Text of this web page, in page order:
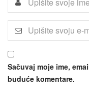
Sačuvaj moje ime,
buduće komentare.